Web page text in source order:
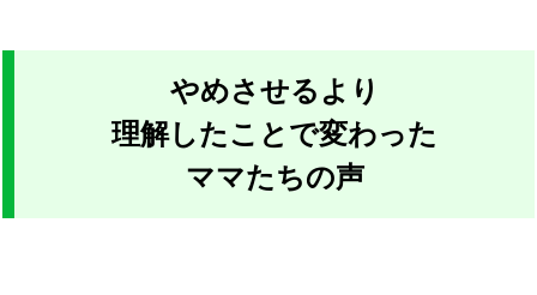
やめさせるより
理解したことで変わった
ママたちの声